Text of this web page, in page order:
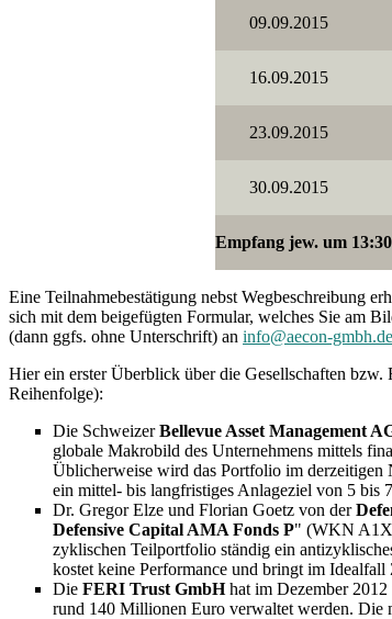
09.09.2015
16.09.2015
23.09.2015
30.09.2015
Empfang jew. um
Eine Teilnahmebestätigung nebst Wegbeschreibung
sich mit dem beigefügten Formular, welches Sie am
(dann ggfs. ohne Unterschrift) an info@aecon-gmbh.de
Hier ein erster Überblick über die Gesellschaften
Reihenfolge):
Die SchweizerBellevue Asset Management
globale Makrobild des Unternehmens mittels
Üblicherweise wird das Portfolio im
ein mittel- bis langfristiges Anlageziel von 5 bis
Dr. Gregor Elze und Florian Goetz von der
Defensive Capital AMA Fonds P" (WKN
zyklischen Teilportfolio ständig ein
kostet keine Performance und bringt im
Die FERI Trust GmbHhat im Dezember 2012
rund 140 Millionen Euro verwaltet werden. Die